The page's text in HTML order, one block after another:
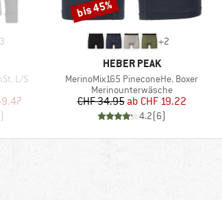
3
L/S
Preis
)
+2
MARKE
HEBER PEAK
Artikel
MerinoMix165 PineconeHe. Boxer
Produktgruppe
Merinounterwäsche
Preis
CHF 34.95 reduzierter Preis
ab CHF 19.22
4.2(6)
Rabatt
bis 45%